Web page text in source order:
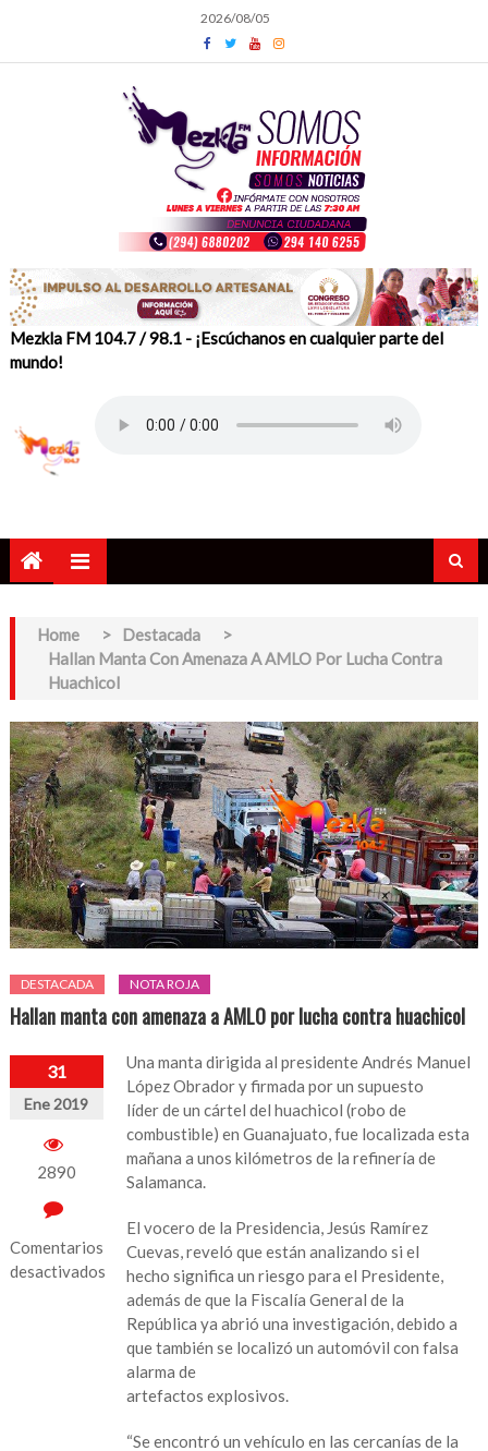
content
2026/08/05
Mezkla FM 104.7 / 98.1 - ¡Escúchanos en cualquier parte del
mundo!
Home > Destacada
>
Hallan Manta Con Amenaza A AMLO Por Lucha Contra
Huachicol
DESTACADA NOTA ROJA
Hallan manta con amenaza a AMLO por lucha contra huachicol
31
Ene 2019
2890
Comentarios
desactivados
Una manta dirigida al presidente Andrés Manuel
López Obrador y firmada por un supuesto
líder de un cártel del huachicol (robo de
combustible) en Guanajuato, fue localizada esta
mañana a unos kilómetros de la refinería de
Salamanca.
El vocero de la Presidencia, Jesús Ramírez
Cuevas, reveló que están analizando si el
hecho significa un riesgo para el Presidente,
además de que la Fiscalía General de la
República ya abrió una investigación, debido a
que también se localizó un automóvil con falsa
alarma de
artefactos explosivos.
“Se encontró un vehículo en las cercanías de la